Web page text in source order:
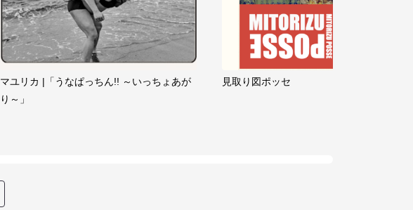
マユリカ |「うなぱっちん!! ～いっちょあが
り～」
見取り図ポッセ